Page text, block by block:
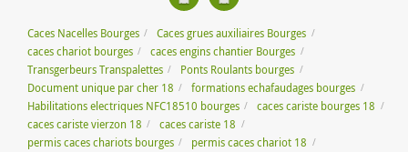
Caces Nacelles Bourges
Caces grues auxiliaires Bourges
caces chariot bourges
caces engins chantier Bourges
Transgerbeurs Transpalettes
Ponts Roulants bourges
Document unique par cher 18
formations echafaudages bourges
Habilitations electriques NFC18510 bourges
caces cariste bourges 18
caces cariste vierzon 18
caces cariste 18
permis caces chariots bourges
permis caces chariot 18